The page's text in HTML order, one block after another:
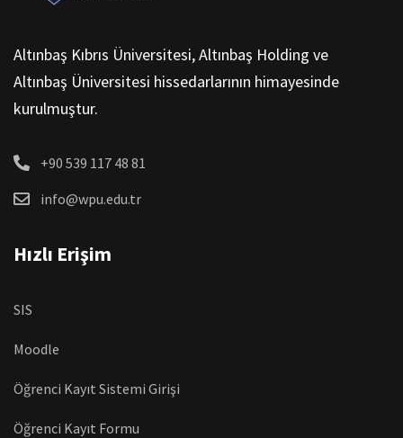
Altınbaş Kıbrıs Üniversitesi, Altınbaş Holding ve
Altınbaş Üniversitesi hissedarlarının himayesinde
kurulmuştur.
+90 539 117 48 81
info@wpu.edu.tr
Hızlı Erişim
SIS
Moodle
Öğrenci Kayıt Sistemi Girişi
Öğrenci Kayıt Formu